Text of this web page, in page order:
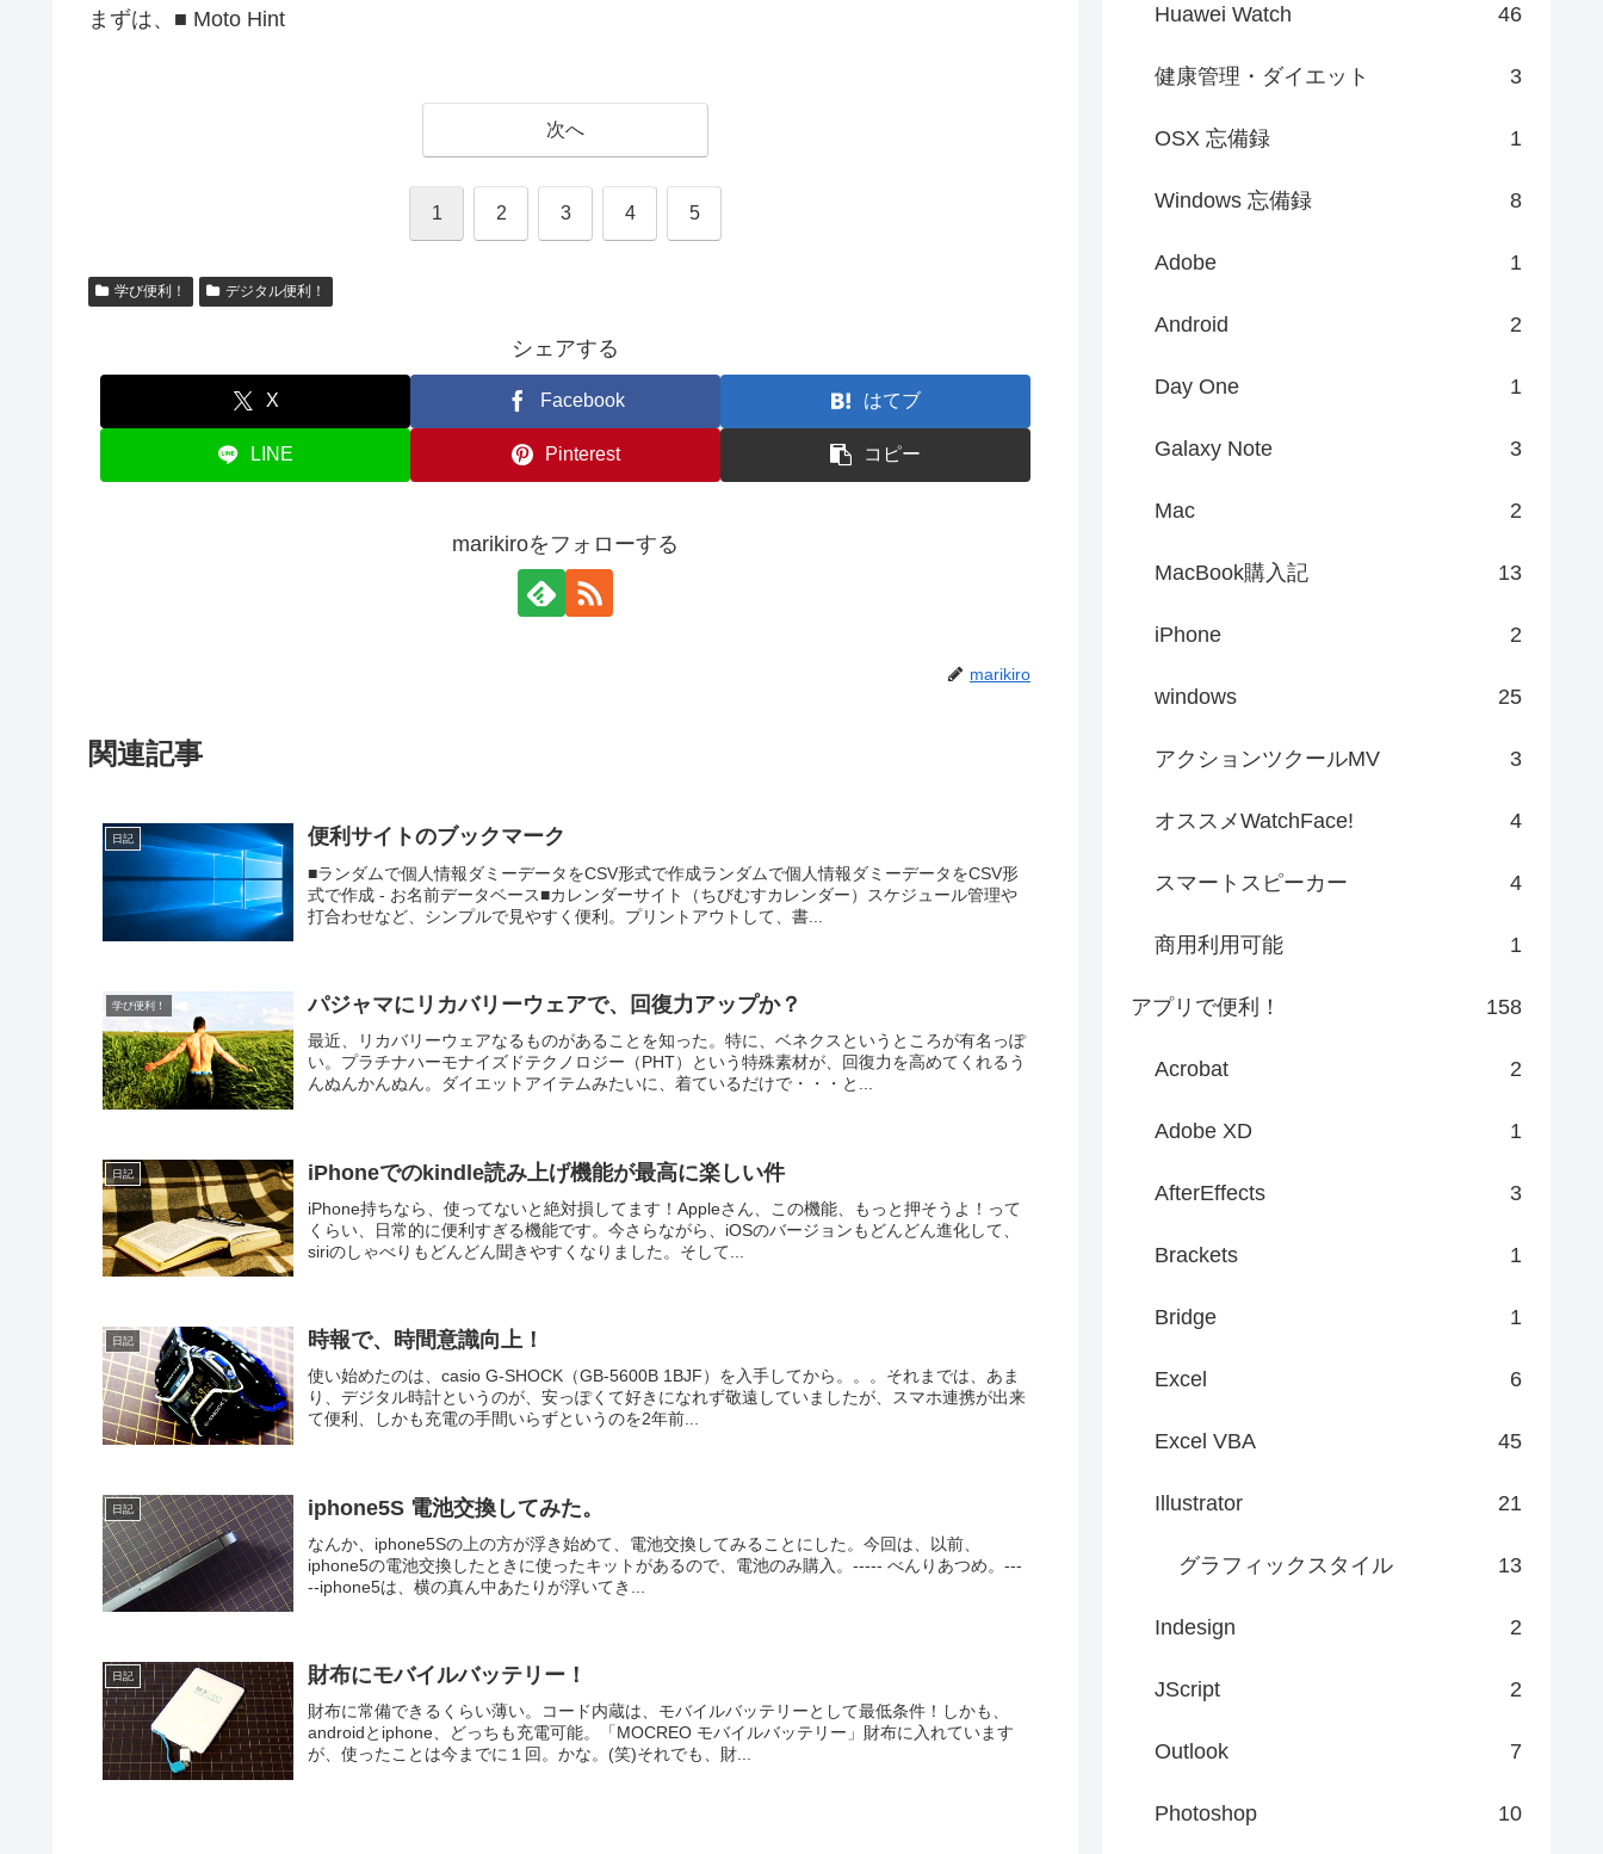
まずは、■ Moto Hint
次へ
1 2 3 4 5
学び便利！ デジタル便利！
シェアする
X Facebook はてブ
LINE Pinterest コピー
marikiroをフォローする
marikiro
関連記事
日記 便利サイトのブックマーク
■ランダムで個人情報ダミーデータをCSV形式で作成ランダムで個人情報ダミーデータをCSV形
式で作成 - お名前データベース■カレンダーサイト（ちびむすカレンダー）スケジュール管理や
打合わせなど、シンプルで見やすく便利。プリントアウトして、書...
学び便利！ パジャマにリカバリーウェアで、回復力アップか？
最近、リカバリーウェアなるものがあることを知った。特に、ベネクスというところが有名っぽ
い。プラチナハーモナイズドテクノロジー（PHT）という特殊素材が、回復力を高めてくれるう
んぬんかんぬん。ダイエットアイテムみたいに、着ているだけで・・・と...
日記 iPhoneでのkindle読み上げ機能が最高に楽しい件
iPhone持ちなら、使ってないと絶対損してます！Appleさん、この機能、もっと押そうよ！って
くらい、日常的に便利すぎる機能です。今さらながら、iOSのバージョンもどんどん進化して、
siriのしゃべりもどんどん聞きやすくなりました。そして...
日記 時報で、時間意識向上！
使い始めたのは、casio G-SHOCK（GB-5600B 1BJF）を入手してから。。。それまでは、あま
り、デジタル時計というのが、安っぽくて好きになれず敬遠していましたが、スマホ連携が出来
て便利、しかも充電の手間いらずというのを2年前...
日記 iphone5S 電池交換してみた。
なんか、iphone5Sの上の方が浮き始めて、電池交換してみることにした。今回は、以前、
iphone5の電池交換したときに使ったキットがあるので、電池のみ購入。----- べんりあつめ。---
--iphone5は、横の真ん中あたりが浮いてき...
日記 財布にモバイルバッテリー！
財布に常備できるくらい薄い。コード内蔵は、モバイルバッテリーとして最低条件！しかも、
androidとiphone、どっちも充電可能。「MOCREO モバイルバッテリー」財布に入れています
が、使ったことは今までに１回。かな。(笑)それでも、財...
Huawei Watch 46
健康管理・ダイエット 3
OSX 忘備録 1
Windows 忘備録 8
Adobe 1
Android 2
Day One 1
Galaxy Note 3
Mac 2
MacBook購入記 13
iPhone 2
windows 25
アクションツクールMV 3
オススメWatchFace! 4
スマートスピーカー 4
商用利用可能 1
アプリで便利！ 158
Acrobat 2
Adobe XD 1
AfterEffects 3
Brackets 1
Bridge 1
Excel 6
Excel VBA 45
Illustrator 21
グラフィックスタイル 13
Indesign 2
JScript 2
Outlook 7
Photoshop 10